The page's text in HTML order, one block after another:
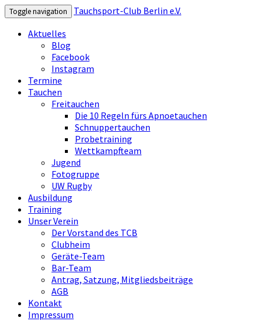
Toggle navigation
Tauchsport-Club Berlin e.V.
Aktuelles
Blog
Facebook
Instagram
Termine
Tauchen
Freitauchen
Die 10 Regeln fürs Apnoetauchen
Schnuppertauchen
Probetraining
Wettkampfteam
Jugend
Fotogruppe
UW Rugby
Ausbildung
Training
Unser Verein
Der Vorstand des TCB
Clubheim
Geräte-Team
Bar-Team
Antrag, Satzung, Mitgliedsbeiträge
AGB
Kontakt
Impressum